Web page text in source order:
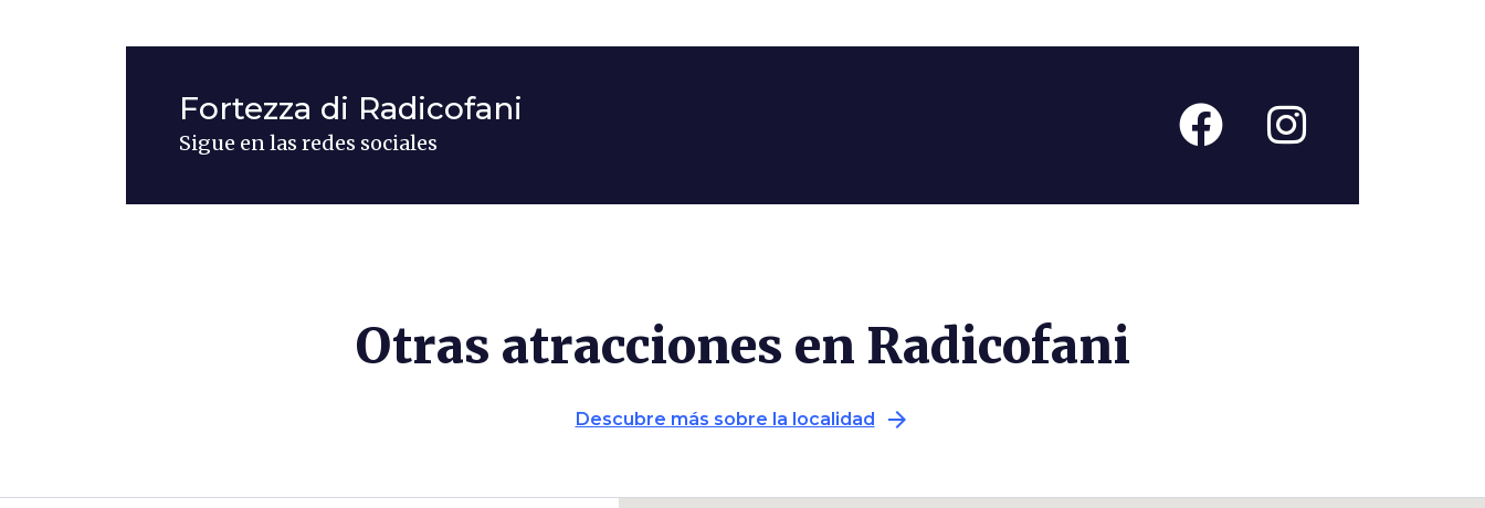
Fortezza di Radicofani
Sigue en las redes sociales
Otras atracciones en Radicofani
Descubre más sobre la localidad arrow_forward